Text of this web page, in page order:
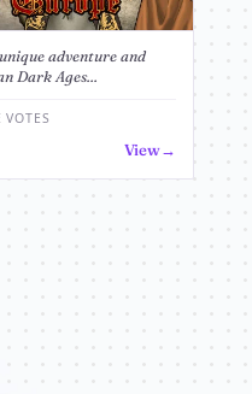
adventure and
Dark Ages...
View